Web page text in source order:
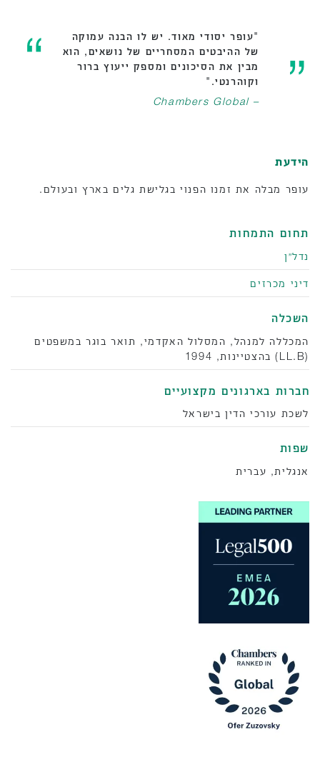
תחום התמחות
נדל״ן
דיני מכרזים
השכלה
המכללה למנהל, המסלול האקדמי, תואר בוגר במשפטים
(LL.B) בהצטיינות, 1994
‫חברות בארגונים מקצועיים
לשכת עורכי הדין בישראל
שפות
אנגלית, עברית
"עופר יסודי מאוד. יש לו הבנה עמוקה
של ההיבטים המסחריים של נושאים, הוא
מבין את הסיכונים ומספק ייעוץ ברור
וקוהרנטי."
– Chambers Global
הידעת
עופר מבלה את זמנו הפנוי בגלישת גלים בארץ ובעולם.